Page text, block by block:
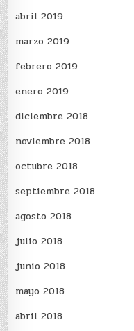
abril 2019
marzo 2019
febrero 2019
enero 2019
diciembre 2018
noviembre 2018
octubre 2018
septiembre 2018
agosto 2018
julio 2018
junio 2018
mayo 2018
abril 2018